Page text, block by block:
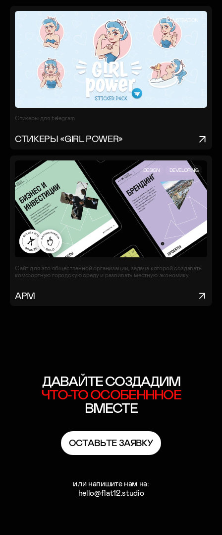
ILLUSTRATION
Стикеры для telegram
СТИКЕРЫ «GIRL POWER»
DESIGN DEVELOPING
Сайт для это общественной организации, задача которой создавать
комфортную городскую среду и развивать местную экономику
АРМ
ДАВАЙТЕ СОЗДАДИМ
ЧТО-ТООСОБЕНННОЕ
ВМЕСТЕ
ОСТАВЬТЕЗАЯВКУ
или напишите нам на:
hello@flat12.studio